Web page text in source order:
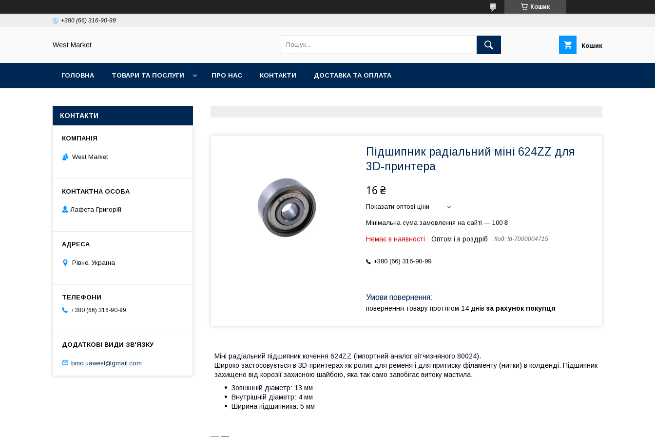
Кошик
+380 (66) 316-90-99
West Market Кошик
ГОЛОВНА ТОВАРИ ТА ПОСЛУГИ ПРО НАС КОНТАКТИ ДОСТАВКА ТА ОПЛАТА
Підшипник радіальний міні 624ZZ для
3D-принтера
16 ₴
Показати оптові ціни
Мінімальна сума замовлення на сайті — 100 ₴
Немає в наявності Оптом і в роздріб Код: fd-7000004715
+380 (66) 316-90-99
повернення товару протягом 14 днів за рахунок покупця
Міні радіальний підшипник кочення 624ZZ (імпортний аналог вітчизняного 80024).
Широко застосовується в 3D-принтерах як ролик для ременя і для притиску філаменту (нитки) в колденді. Підшипник
захищено від корозії захисною шайбою, яка так само запобігає витоку мастила.
Зовнішній діаметр: 13 мм
Внутрішній діаметр: 4 мм
Ширина підшипника: 5 мм
КОНТАКТИ
West Market
Лафета Григорій
Рівне, Україна
+380 (66) 316-90-99
bino.uawest@gmail.com